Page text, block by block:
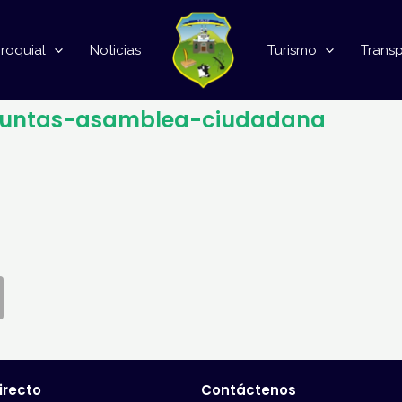
Noticias Turismo
asamblea-ciudadana
Contáctenos